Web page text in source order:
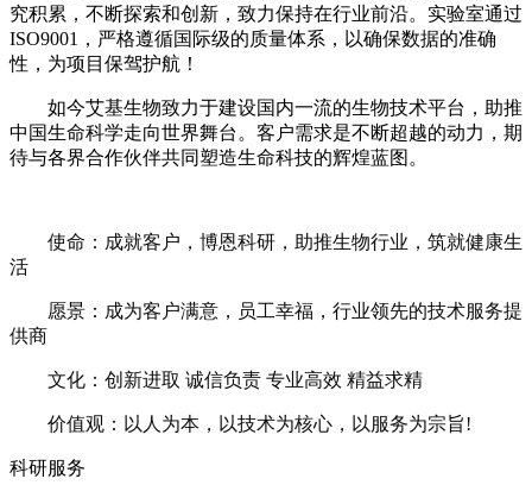
究积累，不断探索和创新，致力保持在行业前沿。实验室通过
ISO9001，严格遵循国际级的质量体系，以确保数据的准确
性，为项目保驾护航！
如今艾基生物致力于建设国内一流的生物技术平台，助推
中国生命科学走向世界舞台。客户需求是不断超越的动力，期
待与各界合作伙伴共同塑造生命科技的辉煌蓝图。
使命：成就客户，博恩科研，助推生物行业，筑就健康生
活
愿景：成为客户满意，员工幸福，行业领先的技术服务提
供商
文化：创新进取 诚信负责 专业高效 精益求精
价值观：以人为本，以技术为核心，以服务为宗旨!
科研服务